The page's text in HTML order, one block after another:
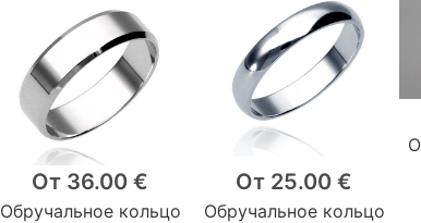
От 36.00 €
Обручальное кольцо
От 25.00 €
Обручальное кольцо